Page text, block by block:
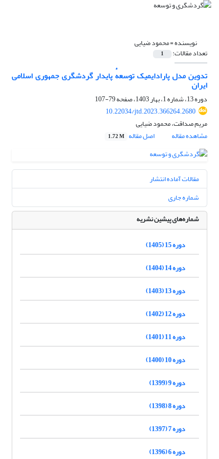
نویسنده =محمود ضیایی
تعداد مقالات: 1
تدوین مدل پارادایمیک توسعهٔ پایدار گردشگری جمهوری اسلامی
ایران
دوره 13، شماره 1، بهار 1403، صفحه
79-107
10.22034/jtd.2023.366264.2680
مریم صداقت، محمود ضیایی
مشاهده مقاله
اصل مقاله 1.72 M
مقالات آماده انتشار
شماره جاری
شماره‌های پیشین نشریه
دوره 15 (1405)
دوره 14 (1404)
دوره 13 (1403)
دوره 12 (1402)
دوره 11 (1401)
دوره 10 (1400)
دوره 9 (1399)
دوره 8 (1398)
دوره 7 (1397)
دوره 6 (1396)